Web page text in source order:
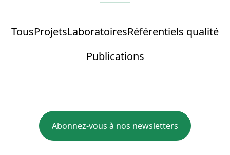
TousProjetsLaboratoiresRéférentiels qualité
Publications
Abonnez-vous à nos newsletters